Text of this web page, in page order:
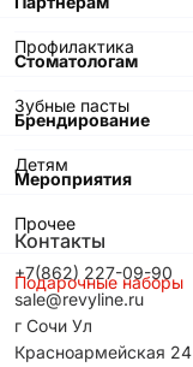
Профилактика
Зубные пасты
Детям
Прочее
Подарочные наборы
Стоматологам
Брендирование
Мероприятия
Контакты
+7(862) 227-09-90
sale@revyline.ru
г Сочи Ул
Красноармейская 24